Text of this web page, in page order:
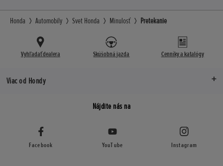
Honda Automobily Svet Honda Minulosť Pretekanie
Vyhľadať dealera Skúšobná jazda Cenníky a katalógy
Viac od Hondy
Nájdite nás na
Facebook YouTube Instagram